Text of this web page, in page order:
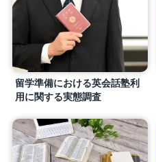
留学準備における英会話塾利
用に関する実態調査